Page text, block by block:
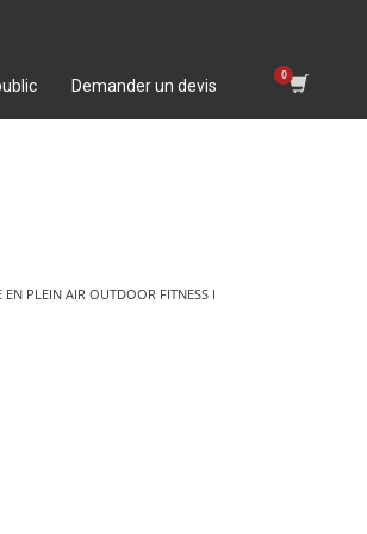
Demander un devis
EN PLEIN AIR OUTDOOR FITNESS I